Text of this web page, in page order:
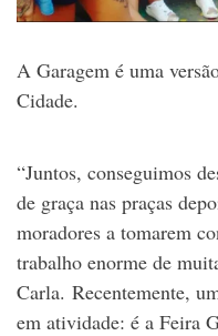
A Garagem é uma
Cidade.
“Juntos, conseguimos
de graça nas praças
moradores a tomarem
trabalho enorme de
Carla. Recentemente,
em atividade: é a Feira